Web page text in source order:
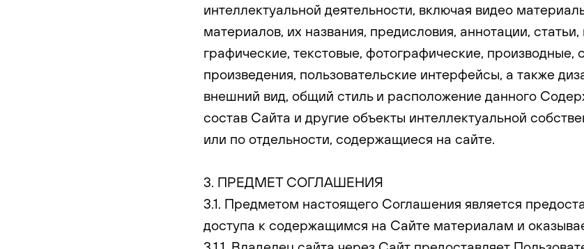
интеллектуальной деятельности, включая видео
материалов, их названия, предисловия, аннотации,
графические, текстовые, фотографические, производные,
произведения, пользовательские интерфейсы, а также
внешний вид, общий стиль и расположение данного
состав Сайта и другие объекты интеллектуальной
или по отдельности, содержащиеся на сайте.
3. ПРЕДМЕТ СОГЛАШЕНИЯ
3.1. Предметом настоящего Соглашения является
доступа к содержащимся на Сайте материалам и